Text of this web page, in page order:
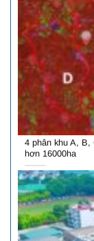
4 phân khu A, B,
hơn 16000ha